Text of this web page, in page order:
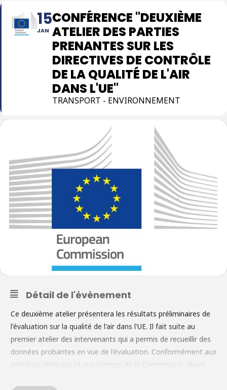
15
JAN
CONFÉRENCE "DEUXIÈME
ATELIER DES PARTIES
PRENANTES SUR LES
DIRECTIVES DE CONTRÔLE
DE LA QUALITÉ DE L'AIR
DANS L'UE"
TRANSPORT - ENVIRONNEMENT
Détail de l'évènement
Ce deuxième atelier présentera les résultats préliminaires de
l'évaluation sur la qualité de l'air dans l'UE. Il fait suite au
premier atelier des intervenants qui a permis de recueillir des
données probantes en vue de l'évaluation. Conformément aux
principes généraux et aux normes de la Commission, divers